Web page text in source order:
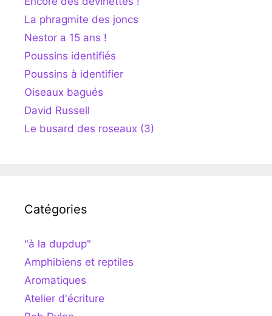
La phragmite des joncs
Nestor a 15 ans !
Poussins identifiés
Poussins à identifier
Oiseaux bagués
David Russell
Le busard des roseaux (3)
Catégories
"à la dupdup"
Amphibiens et reptiles
Aromatiques
Atelier d'écriture